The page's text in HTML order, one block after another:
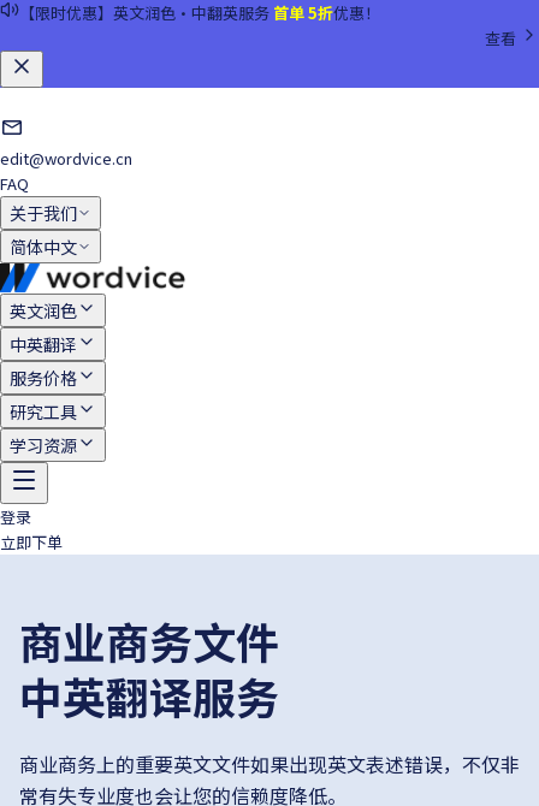
【预存优惠】预存2,500元以上，立享返现与京东购物卡奖励
edit@wordvice.cn
FAQ
关于我们
简体中文
英文润色
中英翻译
服务价格
研究工具
学习资源
登录
商业商务文件
中英翻译服务
商业商务上的重要英文文件如果出现英文表述错误，不仅非